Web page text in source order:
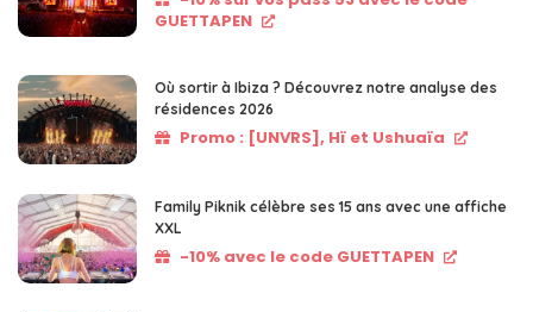
GUETTAPEN
Où sortir à Ibiza ? Découvrez notre analyse des
résidences 2026
Promo : [UNVRS], Hï et Ushuaïa
Family Piknik célèbre ses 15 ans avec une affiche
XXL
-10% avec le code GUETTAPEN